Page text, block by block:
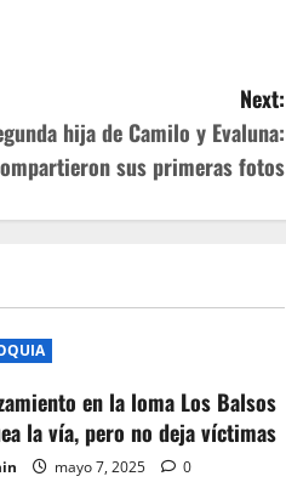
Next:
hija de Camilo y Evaluna:
sus primeras fotos
en la loma Los Balsos
la vía, pero no deja víctimas
mayo 7, 2025 0